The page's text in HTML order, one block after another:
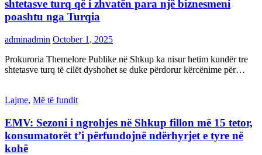
shtetasve turq që i zhvatën para një biznesmeni
poashtu nga Turqia
adminadmin October 1, 2025
Prokuroria Themelore Publike në Shkup ka nisur hetim kundër tre
shtetasve turq të cilët dyshohet se duke përdorur kërcënime për…
Lajme, Më të fundit
EMV: Sezoni i ngrohjes në Shkup fillon më 15 tetor,
konsumatorët t’i përfundojnë ndërhyrjet e tyre në
kohë